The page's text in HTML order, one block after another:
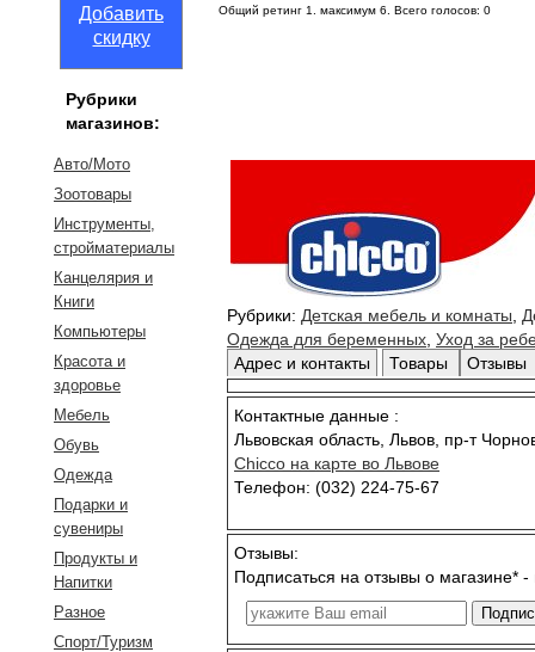
Добавить
скидку
Рубрики
магазинов:
Авто/Мото
Зоотовары
Инструменты,
стройматериалы
Канцелярия и
Книги
Компьютеры
Красота и
здоровье
Мебель
Обувь
Одежда
Подарки и
сувениры
Продукты и
Напитки
Разное
Спорт/Туризм
Общий ретинг 1 . максимум 6 Всего голосов: 0
Рубрики: Детская мебель и комнаты
Одежда для беременных Уход за
Адрес и контакты
Товары Отзывы
Контактные данные :
Львовская область Львов пр-т
Chicco на карте во Львове
Телефон: (032) 224-75-67
Отзывы:
Подписаться на отзывы о магазине* -